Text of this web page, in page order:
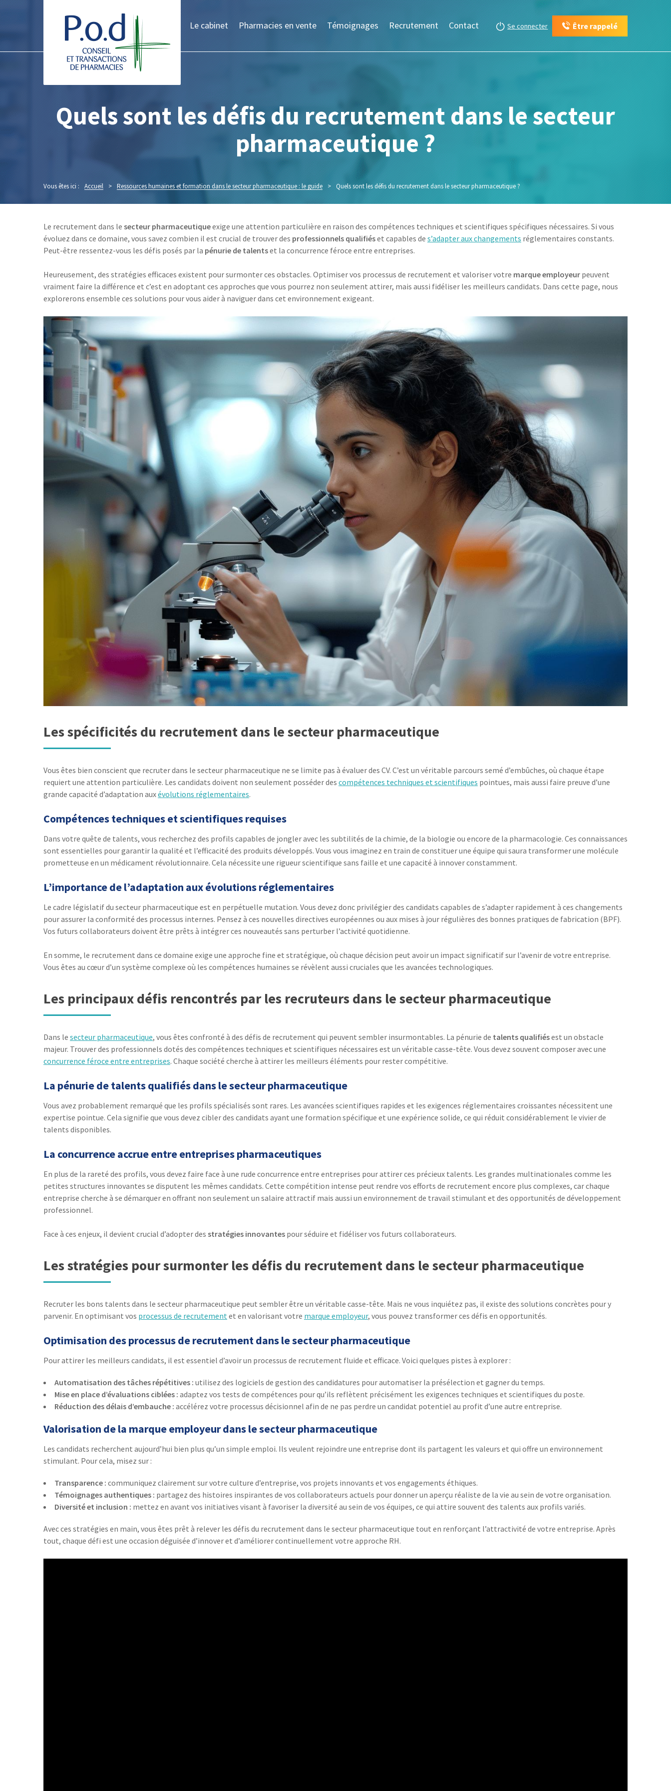
Le cabinet Pharmacies en vente Témoignages Recrutement Contact Se connecter Être rappelé
Quels sont les défis du recrutement dans le secteur
pharmaceutique ?
Vous êtes ici : Accueil > Ressources humaines et formation dans le secteur pharmaceutique : le guide > Quels sont les défis du recrutement dans le secteur pharmaceutique ?
Le recrutement dans le secteur pharmaceutiqueexige une attention particulière en raison des compétences techniques et scientifiques spécifiques nécessaires. Si vous
évoluez dans ce domaine, vous savez combien il est crucial de trouver des professionnels qualifiéset capables de s’adapter aux changements réglementaires constants.
Peut-être ressentez-vous les défis posés par la pénurie de talentset la concurrence féroce entre entreprises.
Heureusement, des stratégies efficaces existent pour surmonter ces obstacles. Optimiser vos processus de recrutement et valoriser votre marque employeur peuvent
vraiment faire la différence et c’est en adoptant ces approches que vous pourrez non seulement attirer, mais aussi fidéliser les meilleurs candidats. Dans cette page, nous
explorerons ensemble ces solutions pour vous aider à naviguer dans cet environnement exigeant.
Les spécificités du recrutement dans le secteur pharmaceutique
Vous êtes bien conscient que recruter dans le secteur pharmaceutique ne se limite pas à évaluer des CV. C’est un véritable parcours semé d’embûches, où chaque étape
requiert une attention particulière. Les candidats doivent non seulement posséder des compétences techniques et scientifiques pointues, mais aussi faire preuve d’une
grande capacité d’adaptation auxévolutions réglementaires.
Compétences techniques et scientifiques requises
Dans votre quête de talents, vous recherchez des profils capables de jongler avec les subtilités de la chimie, de la biologie ou encore de la pharmacologie. Ces connaissances
sont essentielles pour garantir la qualité et l’efficacité des produits développés. Vous vous imaginez en train de constituer une équipe qui saura transformer une molécule
prometteuse en un médicament révolutionnaire. Cela nécessite une rigueur scientifique sans faille et une capacité à innover constamment.
L’importance de l’adaptation aux évolutions réglementaires
Le cadre législatif du secteur pharmaceutique est en perpétuelle mutation. Vous devez donc privilégier des candidats capables de s’adapter rapidement à ces changements
pour assurer la conformité des processus internes. Pensez à ces nouvelles directives européennes ou aux mises à jour régulières des bonnes pratiques de fabrication (BPF).
Vos futurs collaborateurs doivent être prêts à intégrer ces nouveautés sans perturber l’activité quotidienne.
En somme, le recrutement dans ce domaine exige une approche fine et stratégique, où chaque décision peut avoir un impact significatif sur l’avenir de votre entreprise.
Vous êtes au cœur d’un système complexe où les compétences humaines se révèlent aussi cruciales que les avancées technologiques.
Les principaux défis rencontrés par les recruteurs dans le secteur pharmaceutique
Dans le secteur pharmaceutique, vous êtes confronté à des défis de recrutement qui peuvent sembler insurmontables. La pénurie de talents qualifiésest un obstacle
majeur. Trouver des professionnels dotés des compétences techniques et scientifiques nécessaires est un véritable casse-tête. Vous devez souvent composer avec une
concurrence féroce entre entreprises. Chaque société cherche à attirer les meilleurs éléments pour rester compétitive.
La pénurie de talents qualifiés dans le secteur pharmaceutique
Vous avez probablement remarqué que les profils spécialisés sont rares. Les avancées scientifiques rapides et les exigences réglementaires croissantes nécessitent une
expertise pointue. Cela signifie que vous devez cibler des candidats ayant une formation spécifique et une expérience solide, ce qui réduit considérablement le vivier de
talents disponibles.
La concurrence accrue entre entreprises pharmaceutiques
En plus de la rareté des profils, vous devez faire face à une rude concurrence entre entreprises pour attirer ces précieux talents. Les grandes multinationales comme les
petites structures innovantes se disputent les mêmes candidats. Cette compétition intense peut rendre vos efforts de recrutement encore plus complexes, car chaque
entreprise cherche à se démarquer en offrant non seulement un salaire attractif mais aussi un environnement de travail stimulant et des opportunités de développement
professionnel.
Face à ces enjeux, il devient crucial d’adopter des stratégies innovantes pour séduire et fidéliser vos futurs collaborateurs.
Les stratégies pour surmonter les défis du recrutement dans le secteur pharmaceutique
Recruter les bons talents dans le secteur pharmaceutique peut sembler être un véritable casse-tête. Mais ne vous inquiétez pas, il existe des solutions concrètes pour y
parvenir. En optimisant vos processus de recrutementet en valorisant votre marque employeur, vous pouvez transformer ces défis en opportunités.
Optimisation des processus de recrutement dans le secteur pharmaceutique
Pour attirer les meilleurs candidats, il est essentiel d’avoir un processus de recrutement fluide et efficace. Voici quelques pistes à explorer :
Automatisation des tâches répétitives : utilisez des logiciels de gestion des candidatures pour automatiser la présélection et gagner du temps.
Mise en place d’évaluations ciblées : adaptez vos tests de compétences pour qu’ils reflètent précisément les exigences techniques et scientifiques du poste.
Réduction des délais d’embauche : accélérez votre processus décisionnel afin de ne pas perdre un candidat potentiel au profit d’une autre entreprise.
Valorisation de la marque employeur dans le secteur pharmaceutique
Les candidats recherchent aujourd’hui bien plus qu’un simple emploi. Ils veulent rejoindre une entreprise dont ils partagent les valeurs et qui offre un environnement
stimulant. Pour cela, misez sur :
Transparence : communiquez clairement sur votre culture d’entreprise, vos projets innovants et vos engagements éthiques.
Témoignages authentiques : partagez des histoires inspirantes de vos collaborateurs actuels pour donner un aperçu réaliste de la vie au sein de votre organisation.
Diversité et inclusion : mettez en avant vos initiatives visant à favoriser la diversité au sein de vos équipes, ce qui attire souvent des talents aux profils variés.
Avec ces stratégies en main, vous êtes prêt à relever les défis du recrutement dans le secteur pharmaceutique tout en renforçant l’attractivité de votre entreprise. Après
tout, chaque défi est une occasion déguisée d’innover et d’améliorer continuellement votre approche RH.